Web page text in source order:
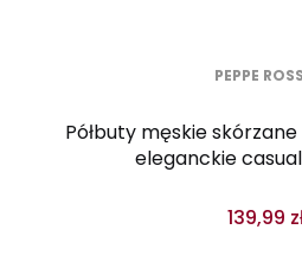
PEPPE
Półbuty męskie
eleganckie
139,99